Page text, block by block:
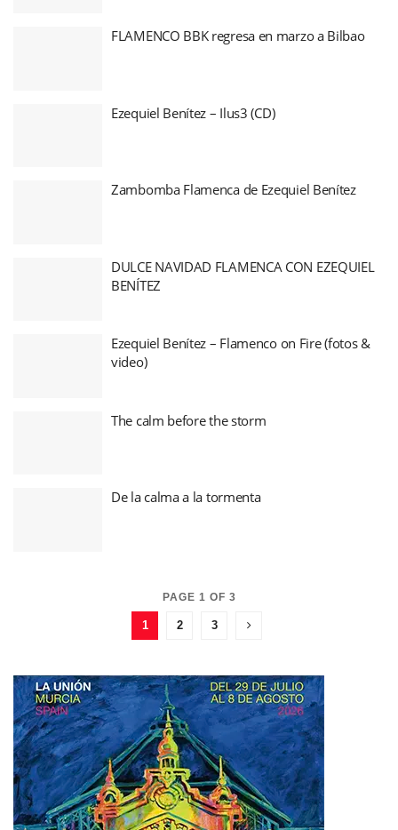
FLAMENCO BBK regresa en marzo a Bilbao
Ezequiel Benítez – Ilus3 (CD)
Zambomba Flamenca de Ezequiel Benítez
DULCE NAVIDAD FLAMENCA CON EZEQUIEL
BENÍTEZ
Ezequiel Benítez – Flamenco on Fire (fotos &
video)
The calm before the storm
De la calma a la tormenta
PAGE 1 OF 3
1 2 3